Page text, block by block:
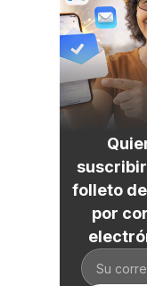
folleto
por